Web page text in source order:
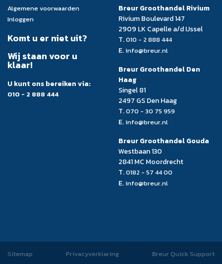
Algemene voorwaarden
Inloggen
Komt u er niet uit?
Wij staan voor u
klaar!
U kunt ons bereiken via:
010 - 2 888 444
Breur Groothandel Rivium
Rivium Boulevard 147
2909 LK Capelle a/d IJssel
T.010 - 2 888 444
E. info@breur.nl
Breur Groothandel Den
Haag
Singel 81
2497 GS Den Haag
T.070 - 30 75 959
E. info@breur.nl
Breur Groothandel Gouda
Westbaan 130
2841 MC Moordrecht
T.0182 - 57 44 00
E. info@breur.nl
Sitemap Privacyverklaring Breur Quick Support